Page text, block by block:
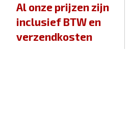
Al onze prijzen zijn
inclusief BTW en
verzendkosten